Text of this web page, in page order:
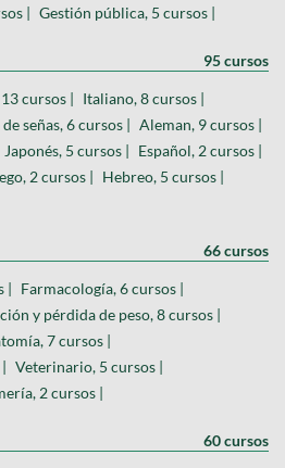
| Gestión pública, 5 cursos |
95 cursos
cursos | Italiano, 8 cursos |
de señas, 6 cursos | Aleman, 9 cursos |
Japonés, 5 cursos | Español, 2 cursos |
2 cursos | Hebreo, 5 cursos |
66 cursos
| Farmacología, 6 cursos |
y pérdida de peso, 8 cursos |
7 cursos |
Veterinario, 5 cursos |
2 cursos |
60 cursos